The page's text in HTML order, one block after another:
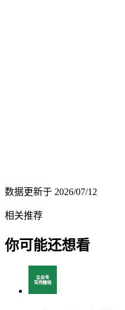
数据更新于 2026/07/12
相关推荐
你可能还想看